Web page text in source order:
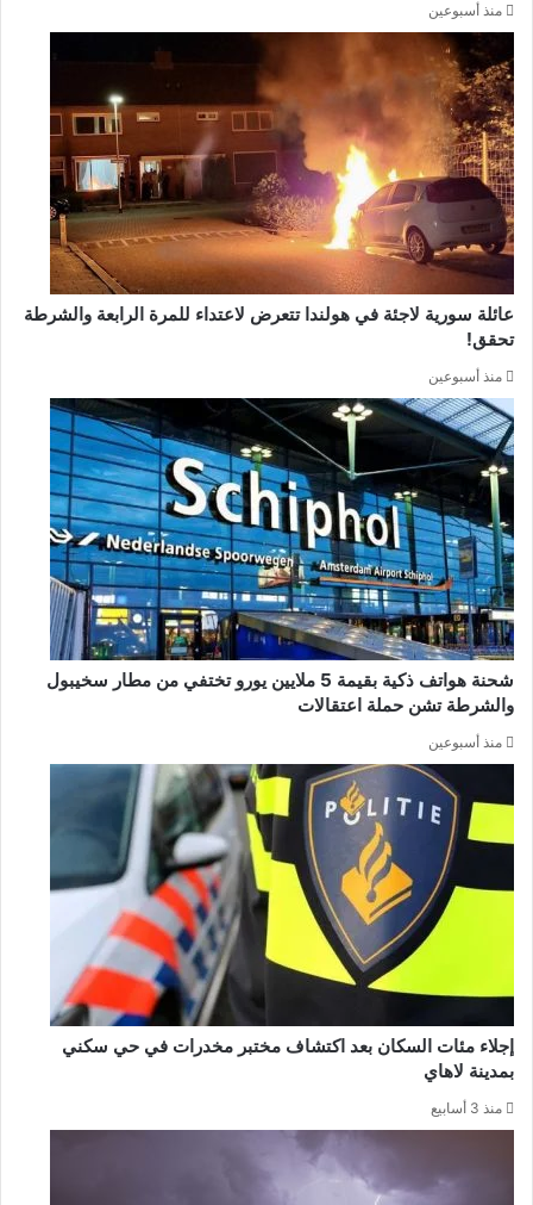
منذ أسبوعين
عائلة سورية لاجئة في هولندا تتعرض لاعتداء للمرة الرابعة والشرطة
تحقق!
منذ أسبوعين
شحنة هواتف ذكية بقيمة 5 ملايين يورو تختفي من مطار سخيبول
والشرطة تشن حملة اعتقالات
منذ أسبوعين
إجلاء مئات السكان بعد اكتشاف مختبر مخدرات في حي سكني
بمدينة لاهاي
منذ 3 أسابيع